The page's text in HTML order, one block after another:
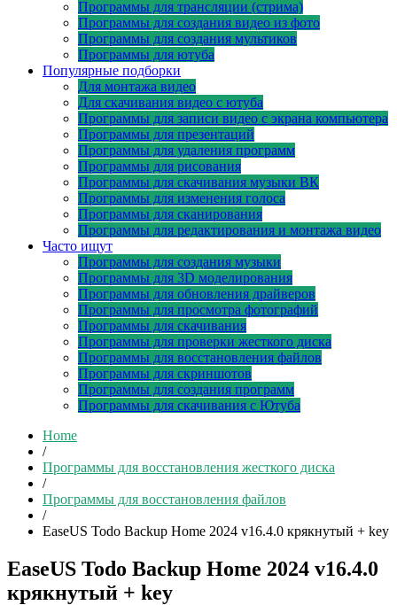
Программы для трансляции (стрима)
Программы для создания видео из фото
Программы для создания мультиков
Программы для ютуба
Популярные подборки
Для монтажа видео
Для скачивания видео с ютуба
Программы для записи видео с экрана компьютера
Программы для презентаций
Программы для удаления программ
Программы для рисования
Программы для скачивания музыки ВК
Программы для изменения голоса
Программы для сканирования
Программы для редактирования и монтажа видео
Часто ищут
Программы для создания музыки
Программы для 3D моделирования
Программы для обновления драйверов
Программы для просмотра фотографий
Программы для скачивания
Программы для проверки жесткого диска
Программы для восстановления файлов
Программы для скриншотов
Программы для создания программ
Программы для скачивания с Ютуба
Home
/
Программы для восстановления жесткого диска
/
Программы для восстановления файлов
/
EaseUS Todo Backup Home 2024 v16.4.0 крякнутый + key
EaseUS Todo Backup Home 2024 v16.4.0
крякнутый + key